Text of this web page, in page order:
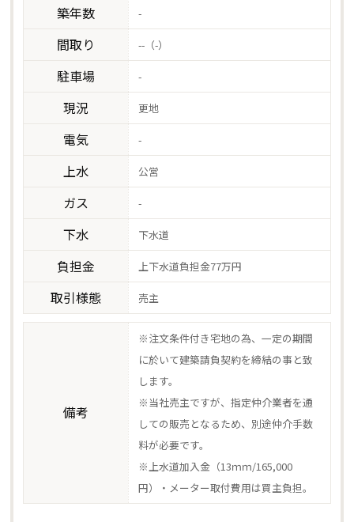
築年数 -
間取り --（-）
駐車場 -
現況 更地
電気 -
上水 公営
ガス -
下水 下水道
負担金 上下水道負担金77万円
取引様態 売主
備考
※注文条件付き宅地の為、一定の期間
に於いて建築請負契約を締結の事と致
します。
※当社売主ですが、指定仲介業者を通
しての販売となるため、別途仲介手数
料が必要です。
※上水道加入金（13ｍｍ/165,000
円）・メーター取付費用は買主負担。